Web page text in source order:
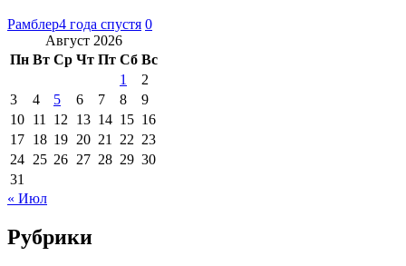
Рамблер4 года спустя 0
Август 2026
Пн Вт Ср Чт Пт Сб Вс
1
2
3
4 5 6 7 8
9
10 11 12 13 14 15 16
17 18 19 20 21 22 23
24 25 26 27 28 29 30
31
« Июл
Рубрики